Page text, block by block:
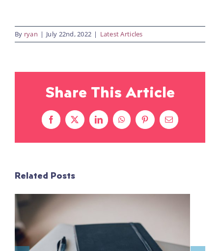
By ryan | July 22nd, 2022 | Latest Articles
Share This Article
Facebook
X LinkedInWhatsAppPinterestEmail
Related Posts